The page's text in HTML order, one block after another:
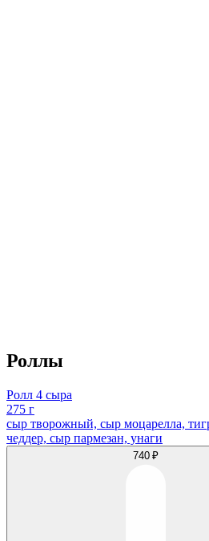
Роллы
Ролл 4 сыра
275 г
сыр творожный, сыр моцарелла,
чеддер, сыр пармезан, унаги
740 ₽